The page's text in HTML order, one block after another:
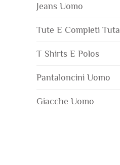
Jeans Uomo
Tute E Completi Tuta
T Shirts E Polos
Pantaloncini Uomo
Giacche Uomo